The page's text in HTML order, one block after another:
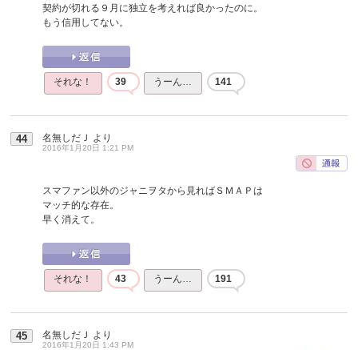
契約が切れる９月に独立を考えれば良かったのに。
もう信用してない。
それな！ 39 うーん… 141
44 名無しだＪ より
2016年1月20日 1:21 PM
スマファン以外のジャニヲタから見ればＳＭＡＰは
マッチ的な存在。
早く消えて。
それな！ 43 うーん… 191
45 名無しだＪ より
2016年1月20日 1:43 PM